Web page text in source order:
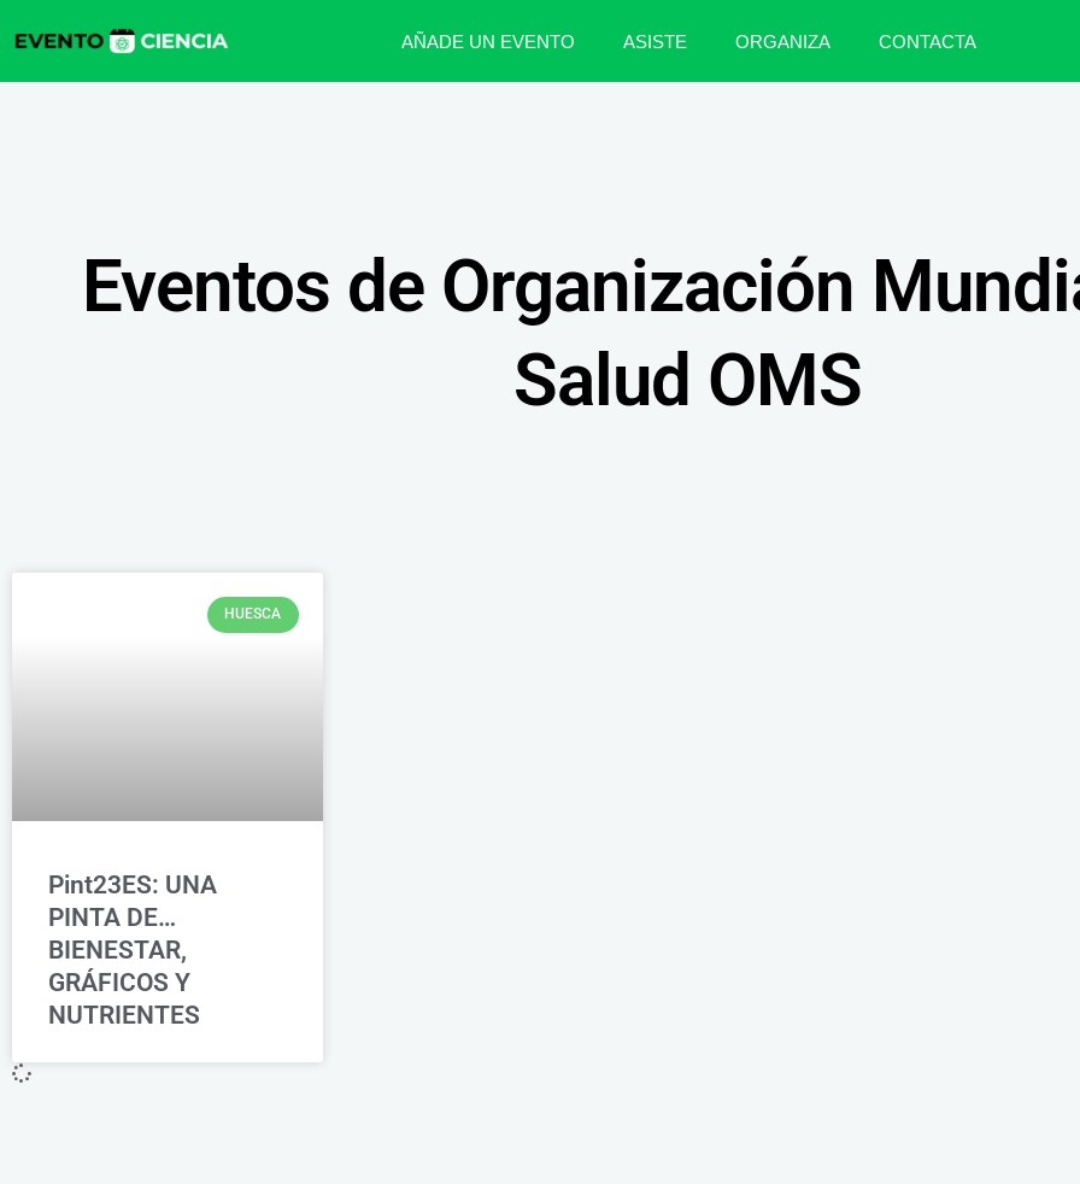
AÑADE UN EVENTO ASISTE ORGANIZA CONTACTA
Eventos de Organización
Salud OMS
HUESCA
Pint23ES: UNA
PINTA DE…
BIENESTAR,
GRÁFICOS Y
NUTRIENTES